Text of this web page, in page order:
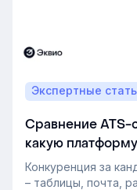
Экспертные
Сравнение ATS-
какую
подбора
Конкуренция за
– таблицы, почта,